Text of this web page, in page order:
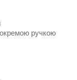
ручкою